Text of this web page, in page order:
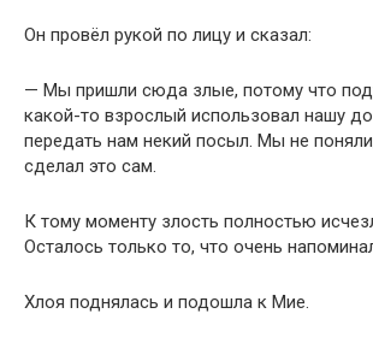
Он провёл рукой по лицу и сказал:
— Мы пришли сюда злые, потому что
какой-то взрослый использовал нашу
передать нам некий посыл. Мы не
сделал это сам.
К тому моменту злость полностью
Осталось только то, что очень
Хлоя поднялась и подошла к Мие.